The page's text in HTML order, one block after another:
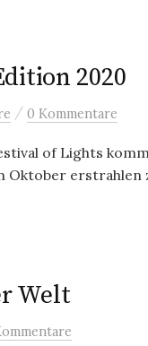
2020
/ 0 Kommentare
of Lights
Oktober erstrahlen
Welt